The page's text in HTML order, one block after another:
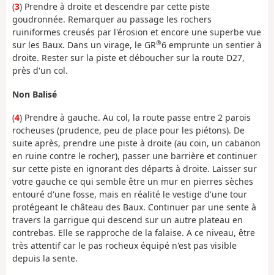
(3) Prendre à droite et descendre par cette piste
goudronnée. Remarquer au passage les rochers
ruiniformes creusés par l'érosion et encore une superbe vue
sur les Baux. Dans un virage, le GR®6 emprunte un sentier à
droite. Rester sur la piste et déboucher sur la route D27,
près d'un col.
Non Balisé
(4) Prendre à gauche. Au col, la route passe entre 2 parois
rocheuses (prudence, peu de place pour les piétons). De
suite après, prendre une piste à droite (au coin, un cabanon
en ruine contre le rocher), passer une barrière et continuer
sur cette piste en ignorant des départs à droite. Laisser sur
votre gauche ce qui semble être un mur en pierres sèches
entouré d'une fosse, mais en réalité le vestige d'une tour
protégeant le château des Baux. Continuer par une sente à
travers la garrigue qui descend sur un autre plateau en
contrebas. Elle se rapproche de la falaise. A ce niveau, être
très attentif car le pas rocheux équipé n'est pas visible
depuis la sente.